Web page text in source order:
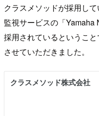
クラスメソッドが採用し
監視サービスの「Yamaha
採用されているというこ
させていただきました。